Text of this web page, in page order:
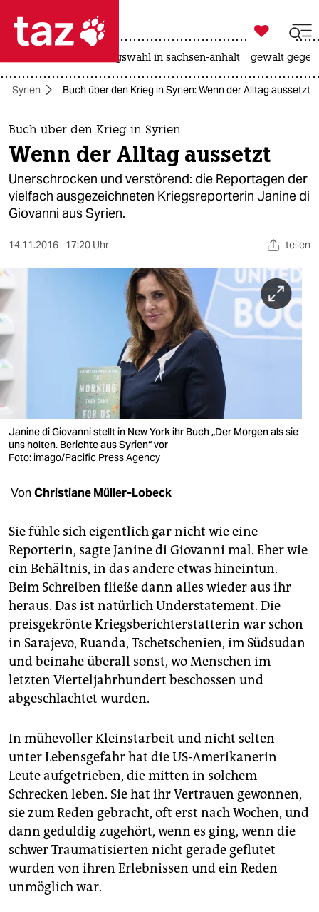
 taz zahl ich
taz zahl ich
themen
politik
öko
sport
nord
wahrheit
verlag
verlag
shop
fragen & hilfe
unterstützen
abo
genossenschaft
epaper login

taz zahl ich
landtagswahl in sachsen-anhalt gewalt
Syrien Buch über den Krieg in Syrien: Wenn der Alltag aussetzt
Buch über den Krieg in Syrien
Wenn der Alltag aussetzt
Unerschrocken und verstörend: die Reportagen der
vielfach ausgezeichneten Kriegsreporterin Janine di
Giovanni aus Syrien.
14.11.2016 17:20 Uhr teilen
Janine di Giovanni stellt in New York ihr Buch „Der Morgen als sie
uns holten. Berichte aus Syrien“ vor
Foto: imago/Pacific Press Agency
Von Christiane Müller-Lobeck
Sie fühle sich eigentlich gar nicht wie eine
Reporterin, sagte Janine di Giovanni mal. Eher wie
ein Behältnis, in das andere etwas hineintun.
Beim Schreiben fließe dann alles wieder aus ihr
heraus. Das ist natürlich Understatement. Die
preisgekrönte Kriegsberichterstatterin war schon
in Sarajevo, Ruanda, Tschetschenien, im Südsudan
und beinahe überall sonst, wo Menschen im
letzten Vierteljahrhundert beschossen und
abgeschlachtet wurden.
In mühevoller Kleinstarbeit und nicht selten
unter Lebensgefahr hat die US-Amerikanerin
Leute aufgetrieben, die mitten in solchem
Schrecken leben. Sie hat ihr Vertrauen gewonnen,
sie zum Reden gebracht, oft erst nach Wochen, und
dann geduldig zugehört, wenn es ging, wenn die
schwer Traumatisierten nicht gerade geflutet
wurden von ihren Erlebnissen und ein Reden
unmöglich war.